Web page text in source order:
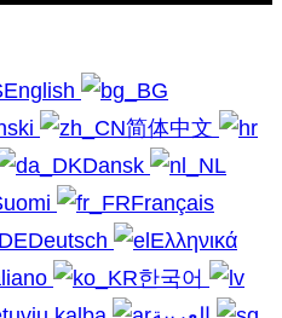
English
简体中文
Dansk
Français
Deutsch
Ελληνικά
한국어